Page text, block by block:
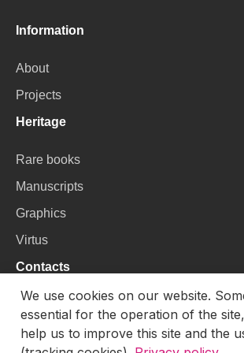
Information
About
Projects
Heritage
Rare books
Manuscripts
Graphics
Virtus
Contacts
VU Library
Universiteto g. 3, LT-01122, Vilnius
We use cookies on our website.
essential for the operation of the
help us to improve this site and the